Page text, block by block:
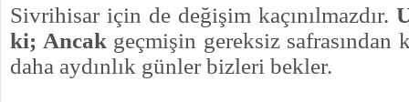
Sivrihisar için de değişim kaçınılmazdır.
ki; Ancak geçmişin gereksiz safrasından
daha aydınlık günler bizleri bekler.